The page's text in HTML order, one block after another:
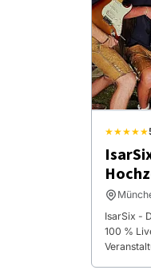
★★★★★
IsarSix -
100 %